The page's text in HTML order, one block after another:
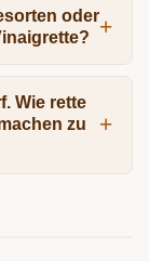
oder
Wie rette
zu